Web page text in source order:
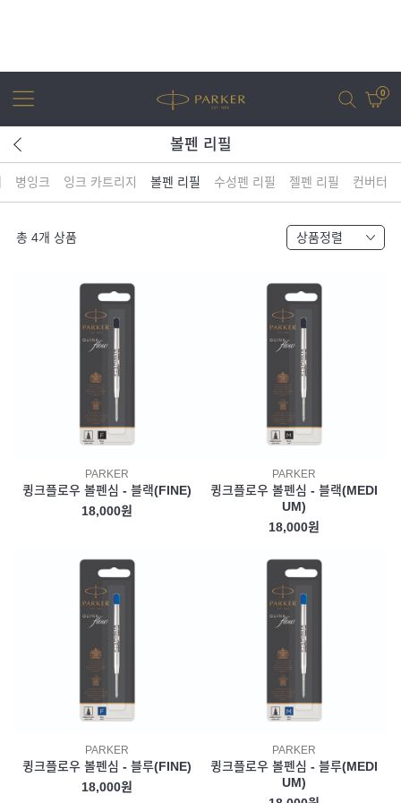
0
어번 아이엠 조터 XL 조터
볼펜 리필
병잉크 잉크 카트리지 볼펜 리필 수성펜 리필 젤펜 리필 컨버터
총 4개 상품 상품정렬
PARKER
큉크플로우 볼펜심 - 블랙(FINE)
18,000원
PARKER
큉크플로우 볼펜심 - 블랙(MEDI
UM)
18,000원
PARKER
큉크플로우 볼펜심 - 블루(FINE)
18,000원
PARKER
큉크플로우 볼펜심 - 블루(MEDI
UM)